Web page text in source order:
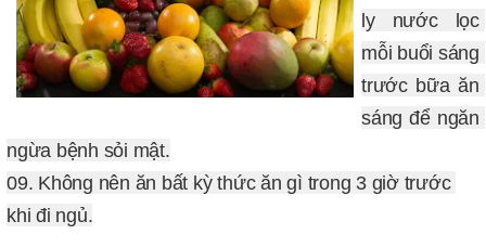
ly nước lọc
mỗi buổi sáng
trước bữa ăn
sáng để ngăn
ngừa bệnh sỏi mật.
09. Không nên ăn bất kỳ thức ăn gì trong 3 giờ trước